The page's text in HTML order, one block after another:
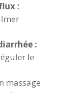
:
:
le
massage